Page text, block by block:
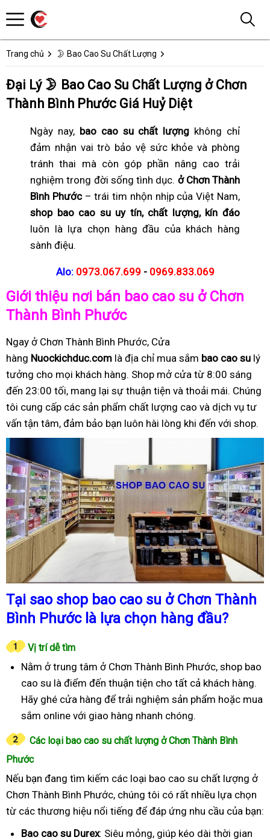
Trang chủ 🌛 Bao Cao Su Chất Lượng
Đại Lý 🌛 Bao Cao Su Chất Lượng ở Chơn
Thành Bình Phước Giá Huỷ Diệt
Ngày nay, bao cao su chất lượng không chỉ
đảm nhận vai trò bảo vệ sức khỏe và phòng
tránh thai mà còn góp phần nâng cao trải
nghiệm trong đời sống tình dục. ở Chơn Thành
Bình Phước– trái tim nhộn nhịp của Việt Nam,
shop bao cao su uy tín, chất lượng, kín đáo
luôn là lựa chọn hàng đầu của khách hàng
sành điệu.
Alo: 0973.067.699 - 0969.833.069
Giới thiệu nơi bán bao cao su ở Chơn
Thành Bình Phước
Ngay ở Chơn Thành Bình Phước, Cửa
hàng Nuockichduc.com là địa chỉ mua sắm bao cao su lý
tưởng cho mọi khách hàng. Shop mở cửa từ 8:00 sáng
đến 23:00 tối, mang lại sự thuận tiện và thoải mái. Chúng
tôi cung cấp các sản phẩm chất lượng cao và dịch vụ tư
vấn tận tâm, đảm bảo bạn luôn hài lòng khi đến với shop.
Tại sao shop bao cao su ở Chơn Thành
Bình Phước là lựa chọn hàng đầu?
Vị trí dễ tìm
Nằm ở trung tâm ở Chơn Thành Bình Phước, shop bao
cao su là điểm đến thuận tiện cho tất cả khách hàng.
Hãy ghé cửa hàng để trải nghiệm sản phẩm hoặc mua
sắm online với giao hàng nhanh chóng.
Các loại bao cao su chất lượng ở Chơn Thành Bình
Phước
Nếu bạn đang tìm kiếm các loại bao cao su chất lượng ở
Chơn Thành Bình Phước, chúng tôi có rất nhiều lựa chọn
từ các thương hiệu nổi tiếng để đáp ứng nhu cầu của bạn:
Bao cao su Durex: Siêu mỏng, giúp kéo dài thời gian